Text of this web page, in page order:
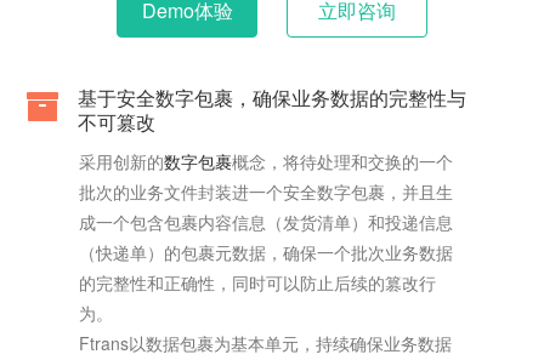
Demo体验 立即咨询
基于安全数字包裹，确保业务数据的完整性与
不可篡改
采用创新的数字包裹概念，将待处理和交换的一个
批次的业务文件封装进一个安全数字包裹，并且生
成一个包含包裹内容信息（发货清单）和投递信息
（快递单）的包裹元数据，确保一个批次业务数据
的完整性和正确性，同时可以防止后续的篡改行
为。
Ftrans以数据包裹为基本单元，持续确保业务数据